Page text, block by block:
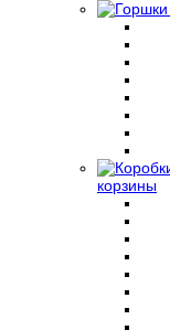
корзины